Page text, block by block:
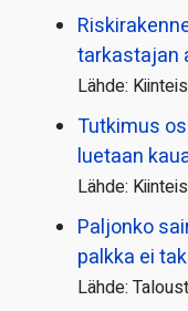
tarkastajan
Lähde:
Tutkimus
luetaan
Lähde:
Paljonko
palkka ei
Lähde: